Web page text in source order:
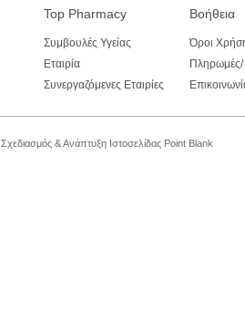
Top Pharmacy
Συμβουλές Υγείας
Εταιρία
Συνεργαζόμενες Εταιρίες
Βοήθεια
Όροι
Πληρωμές/
Σχεδιασμός & Ανάπτυξη Ιστοσελίδας Point Blank